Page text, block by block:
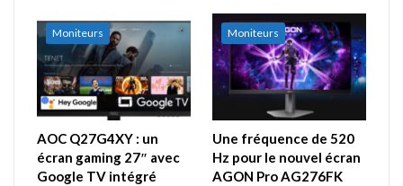
Moniteurs
AOC Q27G4XY : un
écran gaming 27″ avec
Google TV intégré
Moniteurs
Une fréquence de 520
Hz pour le nouvel écran
AGON Pro AG276FK